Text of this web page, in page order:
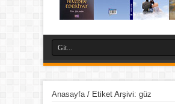
Anasayfa/ Etiket Arşivi: güz